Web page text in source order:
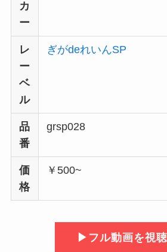
カ
ー
レ
ー
ベ
ル
ぎがdeれいんSP
品
番
grsp028
価
格
￥500~
▶︎フル動画を視